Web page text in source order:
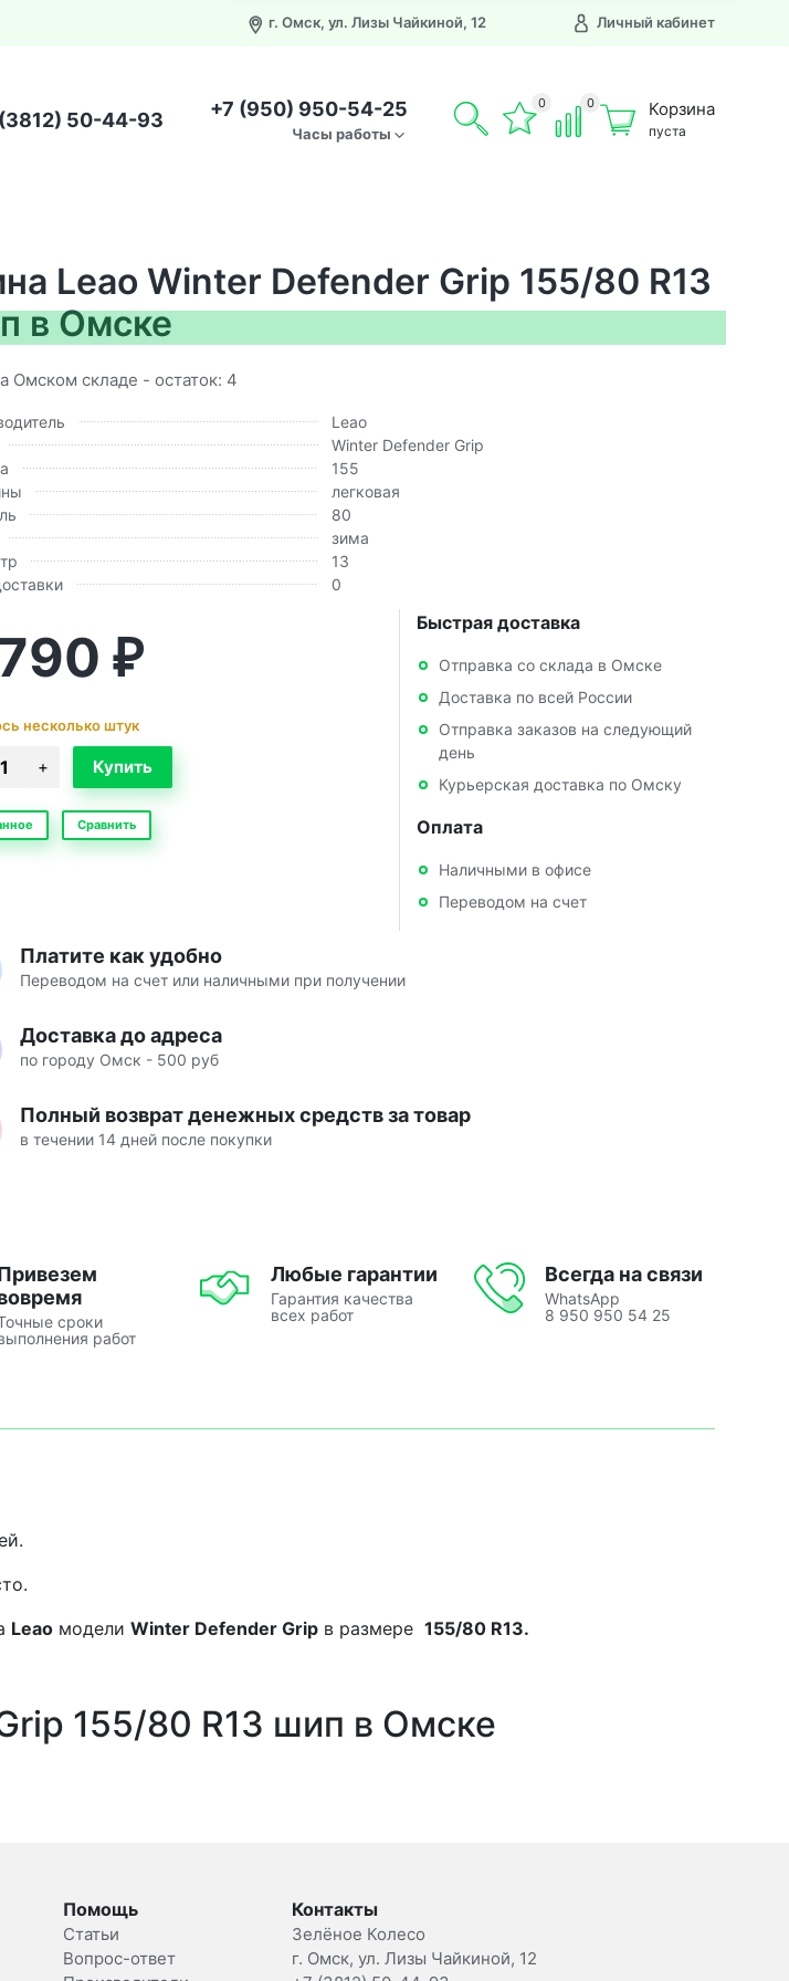
г. Омск, ул. Лизы Чайкиной, 12 Личный кабинет
50-44-93 +7 (950) 950-54-25
Часы работы
0 0 Корзина
пуста
Leao Winter Defender Grip 155/80 R13
в Омске
Омском складе - остаток: 4
Leao
Winter Defender Grip
155
легковая
80
зима
13
0
₽
несколько штук
Сравнить
Быстрая доставка
Отправка со склада в Омске
Доставка по всей России
Отправка заказов на следующий
день
Курьерская доставка по Омску
Оплата
Наличными в офисе
Переводом на счет
Платите как удобно
Переводом на счет или наличными при получении
Доставка до адреса
по городу Омск - 500 руб
Полный возврат денежных средств за товар
в течении 14 дней после покупки
сроки
работ
Любые гарантии
Гарантия качества
всех работ
Всегда на связи
WhatsApp
8 950 950 54 25
Leao модели Winter Defender Grip в размере 155/80 R13.
155/80 R13 шип в Омске
Помощь
Статьи
Вопрос-ответ
Контакты
Зелёное Колесо
г. Омск, ул. Лизы Чайкиной, 12